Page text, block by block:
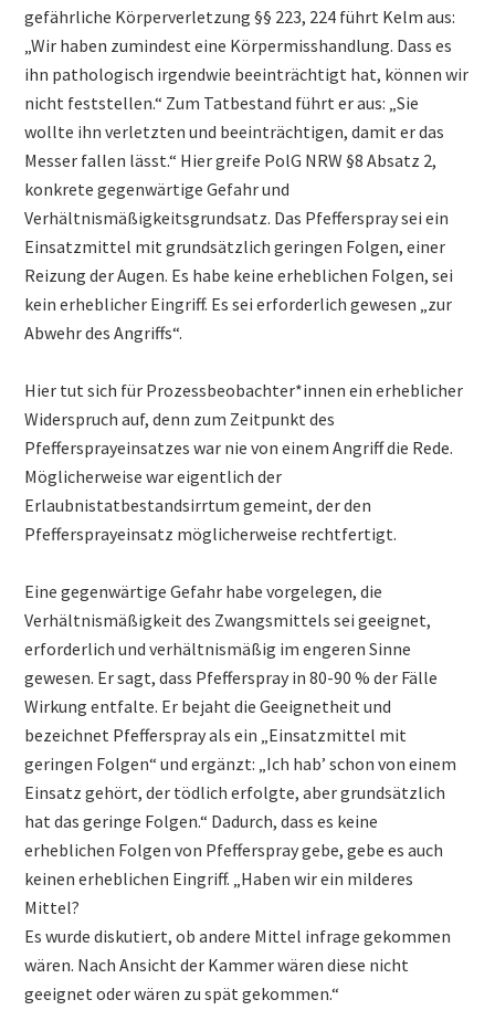
gefährliche Körperverletzung §§ 223, 224 führt Kelm aus:
„Wir haben zumindest eine Körpermisshandlung. Dass es
ihn pathologisch irgendwie beeinträchtigt hat, können wir
nicht feststellen.“ Zum Tatbestand führt er aus: „Sie
wollte ihn verletzten und beeinträchtigen, damit er das
Messer fallen lässt.“ Hier greife PolG NRW §8 Absatz 2,
konkrete gegenwärtige Gefahr und
Verhältnismäßigkeitsgrundsatz. Das Pfefferspray sei ein
Einsatzmittel mit grundsätzlich geringen Folgen, einer
Reizung der Augen. Es habe keine erheblichen Folgen, sei
kein erheblicher Eingriff. Es sei erforderlich gewesen „zur
Abwehr des Angriffs“.
Hier tut sich für Prozessbeobachter*innen ein erheblicher
Widerspruch auf, denn zum Zeitpunkt des
Pfeffersprayeinsatzes war nie von einem Angriff die Rede.
Möglicherweise war eigentlich der
Erlaubnistatbestandsirrtum gemeint, der den
Pfeffersprayeinsatz möglicherweise rechtfertigt.
Eine gegenwärtige Gefahr habe vorgelegen, die
Verhältnismäßigkeit des Zwangsmittels sei geeignet,
erforderlich und verhältnismäßig im engeren Sinne
gewesen. Er sagt, dass Pfefferspray in 80-90 % der Fälle
Wirkung entfalte. Er bejaht die Geeignetheit und
bezeichnet Pfefferspray als ein „Einsatzmittel mit
geringen Folgen“ und ergänzt: „Ich hab’ schon von einem
Einsatz gehört, der tödlich erfolgte, aber grundsätzlich
hat das geringe Folgen.“ Dadurch, dass es keine
erheblichen Folgen von Pfefferspray gebe, gebe es auch
keinen erheblichen Eingriff. „Haben wir ein milderes
Mittel?
Es wurde diskutiert, ob andere Mittel infrage gekommen
wären. Nach Ansicht der Kammer wären diese nicht
geeignet oder wären zu spät gekommen.“